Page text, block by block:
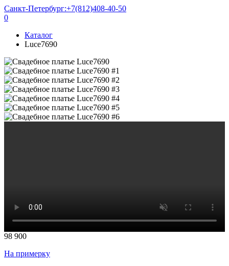
Санкт-Петербург:+7(812)408-40-50
0
Каталог
Luce7690
98 900
На примерку